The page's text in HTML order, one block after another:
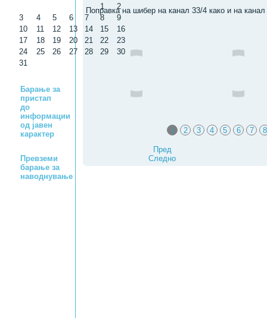
1
2
3
4 5 6 7 8
9
10
11 12 13 14 15
16
17
18 19 20 21 22
23
24
25 26 27 28 29
30
31
Барање за
пристап
до
информации
од јавен
карактер
Превземи
барање за
наводнување
Поправка на шибер на канал 33/4 како и на
1 2 3 4 5 6 7 8
Пред
Следно